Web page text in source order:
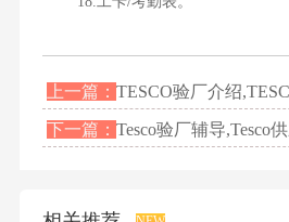
上一篇：TESCO验厂介绍
下一篇：Tesco验厂辅导,Tesco